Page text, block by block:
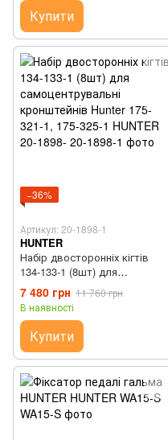
Купити
−36%
Артикул: 20-1898-1
HUNTER
Набір двосторонніх кігтів
134-133-1 (8шт) для
самоцентрувальні
кронштейнів Hunter 175-321-1,
175-325-1 HUNTER 20-1898-
7 480 грн 11 760 грн
В наявності
Купити